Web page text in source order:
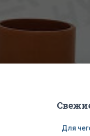
Для